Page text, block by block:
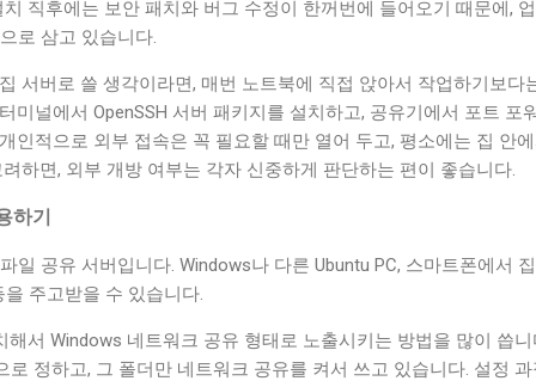
직후에는 보안 패치와 버그 수정이 한꺼번에 들어오기 때문에,
로 삼고 있습니다.
서버로 쓸 생각이라면, 매번 노트북에 직접 앉아서 작업하기보다
미널에서 OpenSSH 서버 패키지를 설치하고, 공유기에서 포트 포
인적으로 외부 접속은 꼭 필요할 때만 열어 두고, 평소에는 집 안
하면, 외부 개방 여부는 각자 신중하게 판단하는 편이 좋습니다.
하기
일 공유 서버입니다. Windows나 다른 Ubuntu PC, 스마트폰에서
을 주고받을 수 있습니다.
해서 Windows 네트워크 공유 형태로 노출시키는 방법을 많이 씁
로 정하고, 그 폴더만 네트워크 공유를 켜서 쓰고 있습니다. 설정